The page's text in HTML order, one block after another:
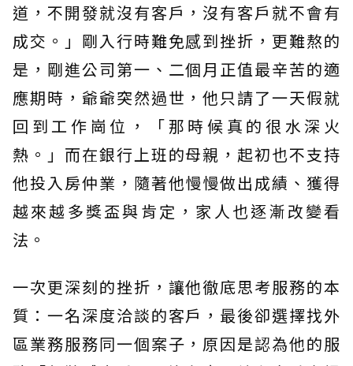
道，不開發就沒有客戶，沒有客戶就不會有
成交。」剛入行時難免感到挫折，更難熬的
是，剛進公司第一、二個月正值最辛苦的適
應期時，爺爺突然過世，他只請了一天假就
回到工作崗位，「那時候真的很水深火
熱。」而在銀行上班的母親，起初也不支持
他投入房仲業，隨著他慢慢做出成績、獲得
越來越多獎盃與肯定，家人也逐漸改變看
法。
一次更深刻的挫折，讓他徹底思考服務的本
質：一名深度洽談的客戶，最後卻選擇找外
區業務服務同一個案子，原因是認為他的服